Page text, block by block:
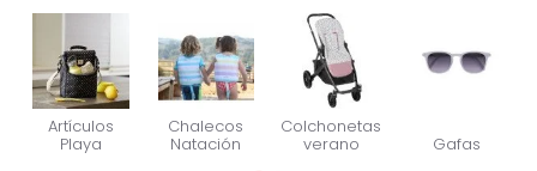
Artículos
Playa
Chalecos
Natación
Colchonetas
verano Gafas